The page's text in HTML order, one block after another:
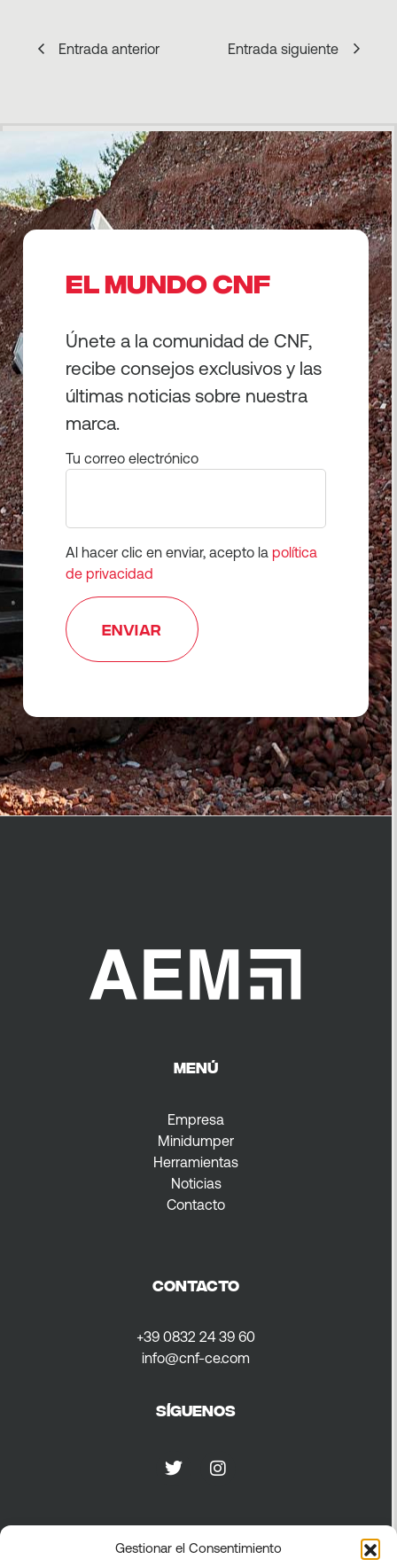
Gestionar el Consentimiento
Entrada anterior Entrada siguiente
EL MUNDO CNF
Únete a la comunidad de CNF,
recibe consejos exclusivos y las
últimas noticias sobre nuestra
marca.
Tu correo electrónico
Al hacer clic en enviar, acepto la política
de privacidad
MENÚ
Empresa
Minidumper
Herramientas
Noticias
Contacto
CONTACTO
+39 0832 24 39 60
info@cnf-ce.com
Síguenos
Privacidad